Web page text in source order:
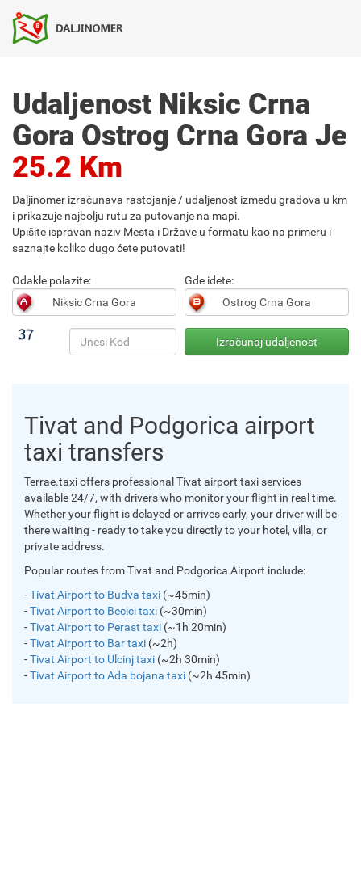
Udaljenost Niksic Crna
Gora Ostrog Crna Gora Je
25.2 Km
Daljinomer izračunava rastojanje / udaljenost između gradova u km
i prikazuje najbolju rutu za putovanje na mapi.
Upišite ispravan naziv Mesta i Države u formatu kao na primeru i
saznajte koliko dugo ćete putovati!
Odakle polazite: Gde idete:
Tivat and Podgorica airport
taxi transfers
Terrae.taxi offers professional Tivat airport taxi services
available 24/7, with drivers who monitor your flight in real time.
Whether your flight is delayed or arrives early, your driver will be
there waiting - ready to take you directly to your hotel, villa, or
private address.
Popular routes from Tivat and Podgorica Airport include:
-Tivat Airport to Budva taxi (~45min)
-Tivat Airport to Becici taxi (~30min)
-Tivat Airport to Perast taxi (~1h 20min)
-Tivat Airport to Bar taxi (~2h)
-Tivat Airport to Ulcinj taxi (~2h 30min)
-Tivat Airport to Ada bojana taxi (~2h 45min)